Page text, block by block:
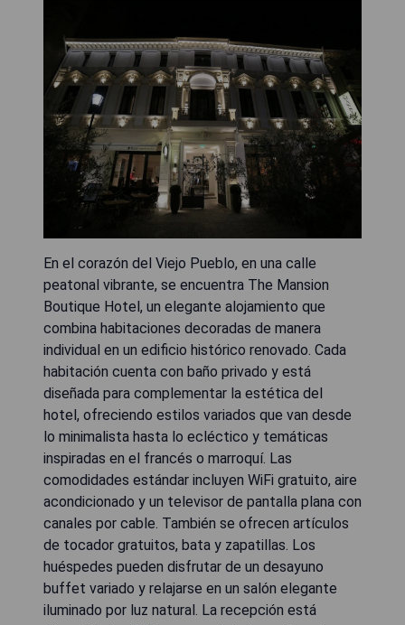
En el corazón del Viejo Pueblo, en una calle
peatonal vibrante, se encuentra The Mansion
Boutique Hotel, un elegante alojamiento que
combina habitaciones decoradas de manera
individual en un edificio histórico renovado. Cada
habitación cuenta con baño privado y está
diseñada para complementar la estética del
hotel, ofreciendo estilos variados que van desde
lo minimalista hasta lo ecléctico y temáticas
inspiradas en el francés o marroquí. Las
comodidades estándar incluyen WiFi gratuito, aire
acondicionado y un televisor de pantalla plana con
canales por cable. También se ofrecen artículos
de tocador gratuitos, bata y zapatillas. Los
huéspedes pueden disfrutar de un desayuno
buffet variado y relajarse en un salón elegante
iluminado por luz natural. La recepción está